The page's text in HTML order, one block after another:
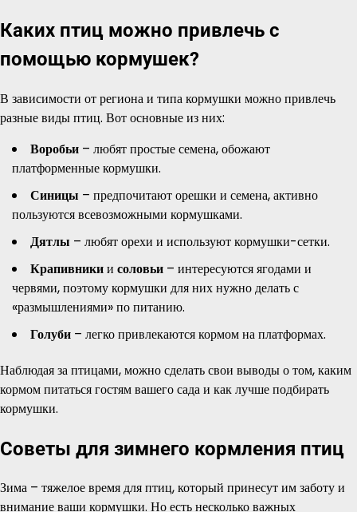
Каких птиц можно привлечь с
помощью кормушек?
В зависимости от региона и типа кормушки можно привлечь
разные виды птиц. Вот основные из них:
Воробьи – любят простые семена, обожают
платформенные кормушки.
Синицы – предпочитают орешки и семена, активно
пользуются всевозможными кормушками.
Дятлы – любят орехи и используют кормушки-сетки.
Крапивникии соловьи – интересуются ягодами и
червями, поэтому кормушки для них нужно делать с
«размышлениями» по питанию.
Голуби – легко привлекаются кормом на платформах.
Наблюдая за птицами, можно сделать свои выводы о том, каким
кормом питаться гостям вашего сада и как лучше подбирать
кормушки.
Советы для зимнего кормления птиц
Зима – тяжелое время для птиц, который принесут им заботу и
внимание ваши кормушки. Но есть несколько важных